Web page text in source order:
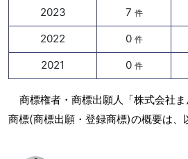
2023 7 件
2022 0 件
2021 0 件
商標権者・商標出願人「株式会社ま
商標(商標出願・登録商標)の概要は、